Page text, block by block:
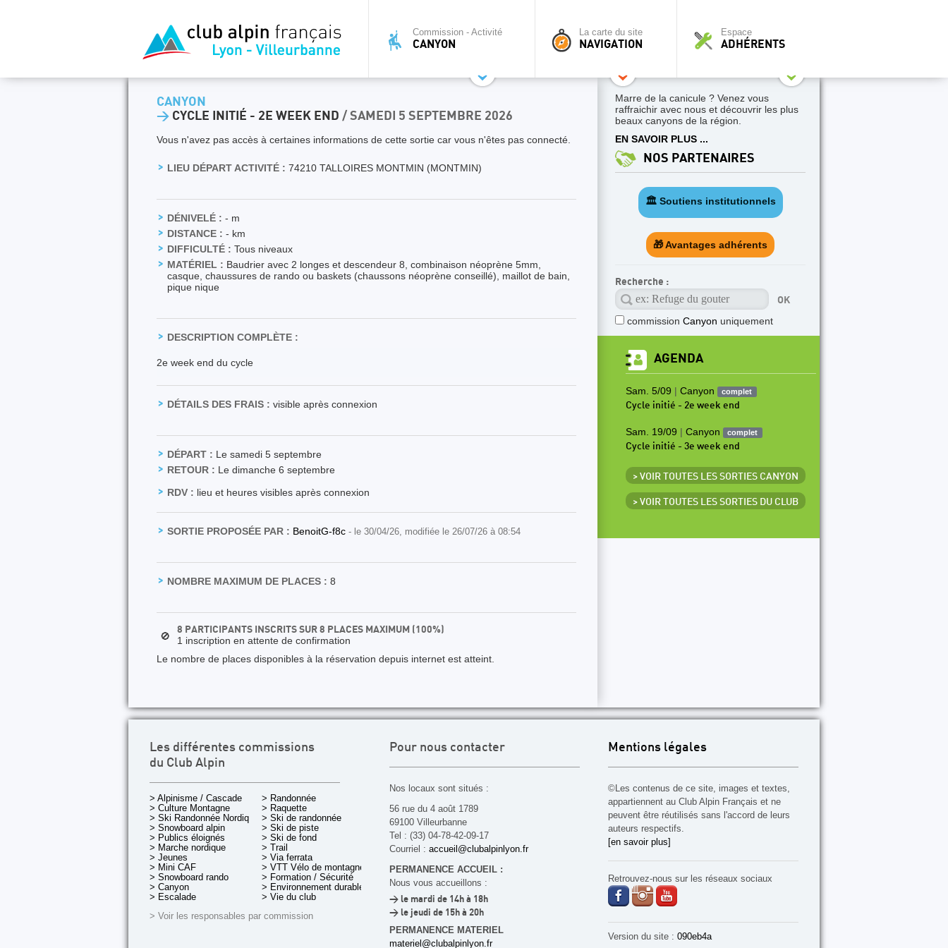
Commission - Activité
CANYON
La carte du site
NAVIGATION
Espace
ADHÉRENTS
CANYON
> CYCLE INITIÉ - 2E WEEK END / SAMEDI 5 SEPTEMBRE 2026
Vous n'avez pas accès à certaines informations de cette sortie car vous n'êtes pas connecté.
LIEU DÉPART ACTIVITÉ : 74210 TALLOIRES MONTMIN (MONTMIN)
DÉNIVELÉ : - m
DISTANCE : - km
DIFFICULTÉ : Tous niveaux
MATÉRIEL : Baudrier avec 2 longes et descendeur 8, combinaison néoprène 5mm,
casque, chaussures de rando ou baskets (chaussons néoprène conseillé), maillot de bain,
pique nique
DESCRIPTION COMPLÈTE :
2e week end du cycle
DÉTAILS DES FRAIS : visible après connexion
DÉPART : Le samedi 5 septembre
RETOUR : Le dimanche 6 septembre
RDV : lieu et heures visibles après connexion
SORTIE PROPOSÉE PAR : BenoitG-f8c - le 30/04/26, modifiée le 26/07/26 à 08:54
NOMBRE MAXIMUM DE PLACES : 8
🚫
8 PARTICIPANTS INSCRITS SUR 8 PLACES MAXIMUM (100%)
1 inscription en attente de confirmation
Le nombre de places disponibles à la réservation depuis internet est atteint.
Marre de la canicule ? Venez vous
raffraichir avec nous et découvrir les plus
beaux canyons de la région.
EN SAVOIR PLUS ...
NOS PARTENAIRES
🏛️ Soutiens institutionnels
🎁 Avantages adhérents
Recherche :
commission Canyon uniquement
AGENDA
Sam. 5/09 | Canyon complet
Cycle initié - 2e week end
Sam. 19/09 | Canyon complet
Cycle initié - 3e week end
> VOIR TOUTES LES SORTIES CANYON
> VOIR TOUTES LES SORTIES DU CLUB
Les différentes commissions
du Club Alpin
> Alpinisme / Cascade
> Culture Montagne
> Ski Randonnée Nordique
> Snowboard alpin
> Publics éloignés
> Marche nordique
> Jeunes
> Mini CAF
> Snowboard rando
> Canyon
> Escalade
> Randonnée
> Raquette
> Ski de randonnée
> Ski de piste
> Ski de fond
> Trail
> Via ferrata
> VTT Vélo de montagne
> Formation / Sécurité
> Environnement durable
> Vie du club
> Voir les responsables par commission
Pour nous contacter
Nos locaux sont situés :
56 rue du 4 août 1789
69100 Villeurbanne
Tel : (33) 04-78-42-09-17
Courriel : accueil@clubalpinlyon.fr
PERMANENCE ACCUEIL :
Nous vous accueillons :
> le mardi de 14h à 18h
> le jeudi de 15h à 20h
PERMANENCE MATERIEL
materiel@clubalpinlyon.fr
Mentions légales
©Les contenus de ce site, images et textes,
appartiennent au Club Alpin Français et ne
peuvent être réutilisés sans l'accord de leurs
auteurs respectifs.
[en savoir plus]
Retrouvez-nous sur les réseaux sociaux
Version du site : 090eb4a